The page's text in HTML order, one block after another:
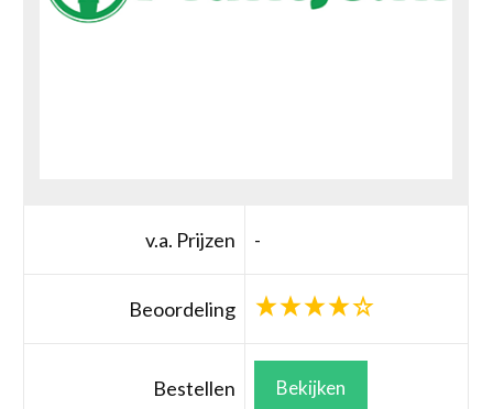
v.a. Prijzen -
Beoordeling
Bestellen Bekijken